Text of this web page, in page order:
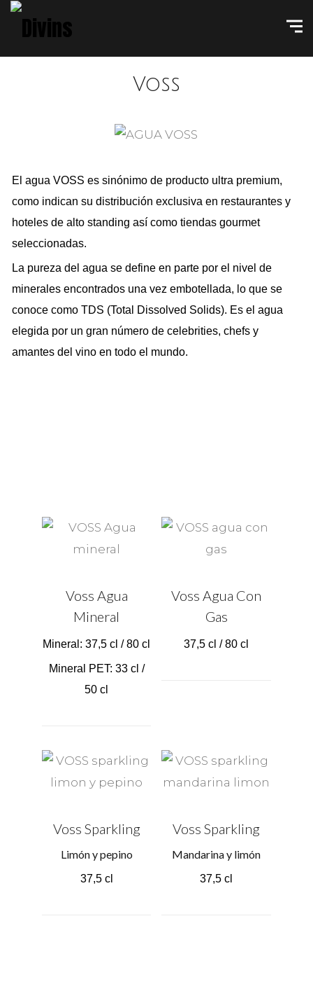
Voss
El agua VOSS es sinónimo de producto ultra premium,
como indican su distribución exclusiva en restaurantes y
hoteles de alto standing así como tiendas gourmet
seleccionadas.
La pureza del agua se define en parte por el nivel de
minerales encontrados una vez embotellada, lo que se
conoce como TDS (Total Dissolved Solids). Es el agua
elegida por un gran número de celebrities, chefs y
amantes del vino en todo el mundo.
Voss Agua
Mineral
Mineral: 37,5 cl / 80 cl
Mineral PET: 33 cl /
50 cl
Voss Agua Con
Gas
37,5 cl / 80 cl
Voss Sparkling
Limón y pepino
37,5 cl
Voss Sparkling
Mandarina y limón
37,5 cl